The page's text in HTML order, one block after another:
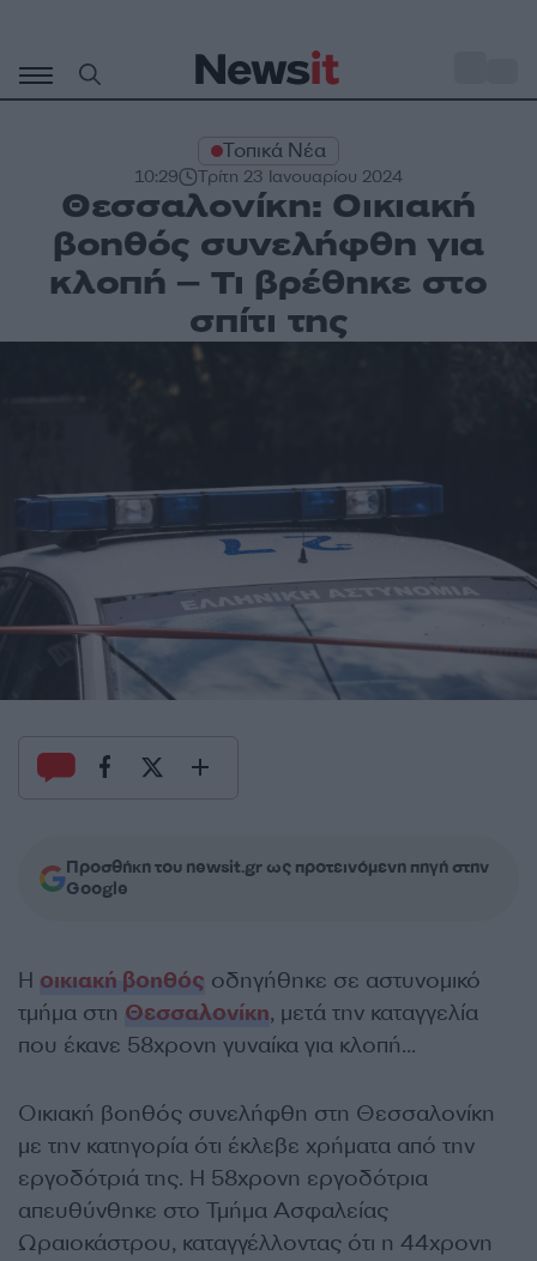
περιεχόμενο
Τοπικά Νέα
10:29 Τρίτη 23 Ιανουαρίου 2024
Θεσσαλονίκη: Οικιακή
βοηθός συνελήφθη για
κλοπή – Τι βρέθηκε στο
σπίτι της
Προσθήκη του newsit.gr ως προτεινόμενη πηγή στην
Google
Η οικιακή βοηθός οδηγήθηκε σε αστυνομικό
τμήμα στη Θεσσαλονίκη, μετά την καταγγελία
που έκανε 58χρονη γυναίκα για κλοπή…
Οικιακή βοηθός συνελήφθη στη Θεσσαλονίκη
με την κατηγορία ότι έκλεβε χρήματα από την
εργοδότριά της. Η 58χρονη εργοδότρια
απευθύνθηκε στο Τμήμα Ασφαλείας
Ωραιοκάστρου, καταγγέλλοντας ότι η 44χρονη